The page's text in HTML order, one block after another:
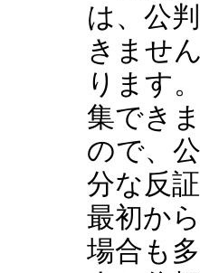
は、公
きませ
ります
集でき
ので、
分な反
最初か
場合も